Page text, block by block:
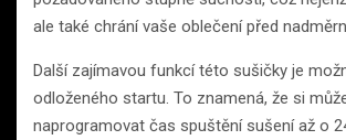
ale také chrání vaše oblečení před
Další zajímavou funkcí této sušičky je
odloženého startu. To znamená, že si
naprogramovat čas spuštění sušení až o